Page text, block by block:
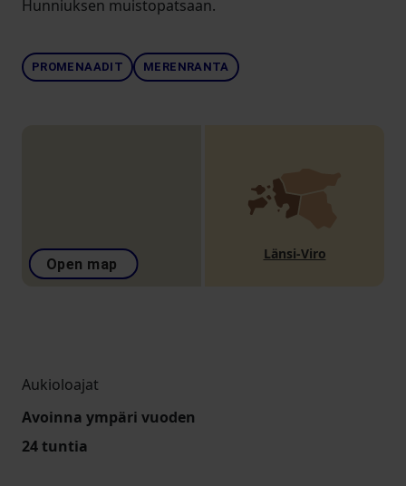
Hunniuksen muistopatsaan.
PROMENAADIT MERENRANTA
Open map
Länsi-Viro
Aukioloajat
Avoinna ympäri vuoden
24 tuntia